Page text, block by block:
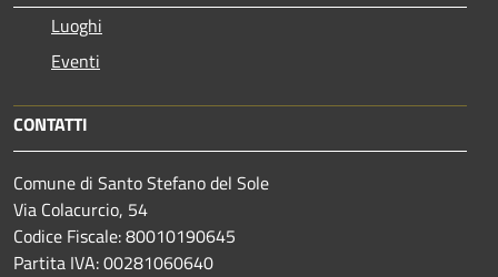
Luoghi
Eventi
CONTATTI
Comune di Santo Stefano del Sole
Via Colacurcio, 54
Codice Fiscale: 80010190645
Partita IVA: 00281060640